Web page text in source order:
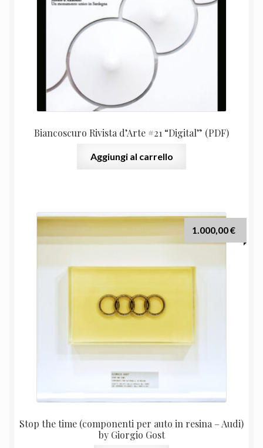
Biancoscuro Rivista d’Arte #21 “Digital” (PDF)
Aggiungi al carrello
Stop the time (componenti per auto in resina – Audi)
by Giorgio Gost
1.000,00€